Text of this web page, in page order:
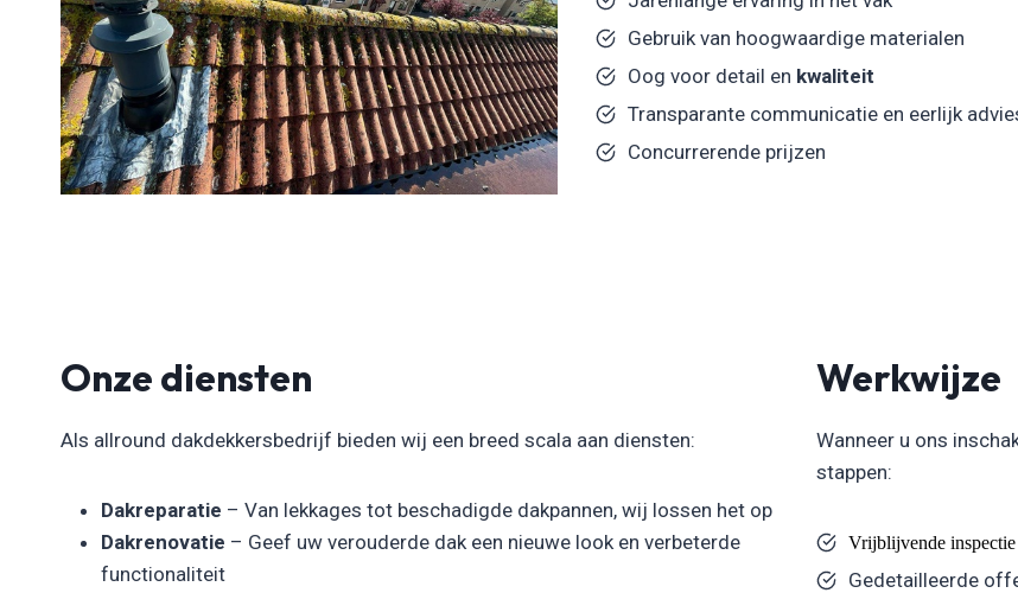
Gebruik van hoogwaardige materialen
Oog voor detail en kwaliteit
Transparante communicatie en eerlijk
Concurrerende prijzen
Onze diensten
Als allround dakdekkersbedrijf bieden wij een breed scala aan diensten:
Dakreparatie – Van lekkages tot beschadigde dakpannen, wij lossen het op
Dakrenovatie – Geef uw verouderde dak een nieuwe look en verbeterde
functionaliteit
Werkwijze
Wanneer u ons
stappen:
Vrijblijvende inspectie
Gedetailleerde